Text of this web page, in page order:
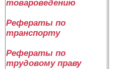
товароведению
Рефераты по
транспорту
Рефераты по
трудовому праву